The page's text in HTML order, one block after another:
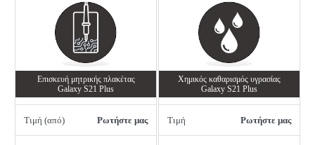
Επισκευή μητρικής πλακέτας
Galaxy S21 Plus
Τιμή (από) Ρωτήστε μας
Χημικός καθαρισμός υγρασίας
Galaxy S21 Plus
Τιμή Ρωτήστε μας